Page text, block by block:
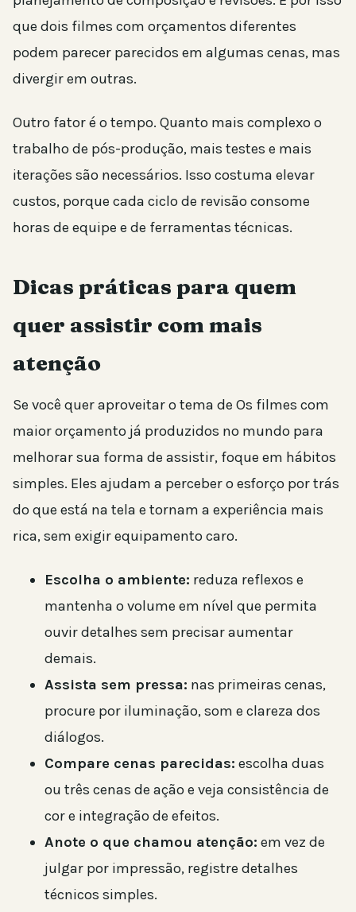
que dois filmes com orçamentos diferentes
podem parecer parecidos em algumas cenas, mas
divergir em outras.
Outro fator é o tempo. Quanto mais complexo o
trabalho de pós-produção, mais testes e mais
iterações são necessários. Isso costuma elevar
custos, porque cada ciclo de revisão consome
horas de equipe e de ferramentas técnicas.
Dicas práticas para quem
quer assistir com mais
atenção
Se você quer aproveitar o tema de Os filmes com
maior orçamento já produzidos no mundo para
melhorar sua forma de assistir, foque em hábitos
simples. Eles ajudam a perceber o esforço por trás
do que está na tela e tornam a experiência mais
rica, sem exigir equipamento caro.
Escolha o ambiente: reduza reflexos e
mantenha o volume em nível que permita
ouvir detalhes sem precisar aumentar
demais.
Assista sem pressa: nas primeiras cenas,
procure por iluminação, som e clareza dos
diálogos.
Compare cenas parecidas: escolha duas
ou três cenas de ação e veja consistência de
cor e integração de efeitos.
Anote o que chamou atenção: em vez de
julgar por impressão, registre detalhes
técnicos simples.